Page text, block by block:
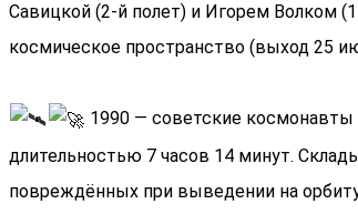
Савицкой (2-й полет) и Игорем Волком
космическое пространство (выход 25
1990 — советские
длительностью 7 часов 14 минут.
повреждённых при выведении на